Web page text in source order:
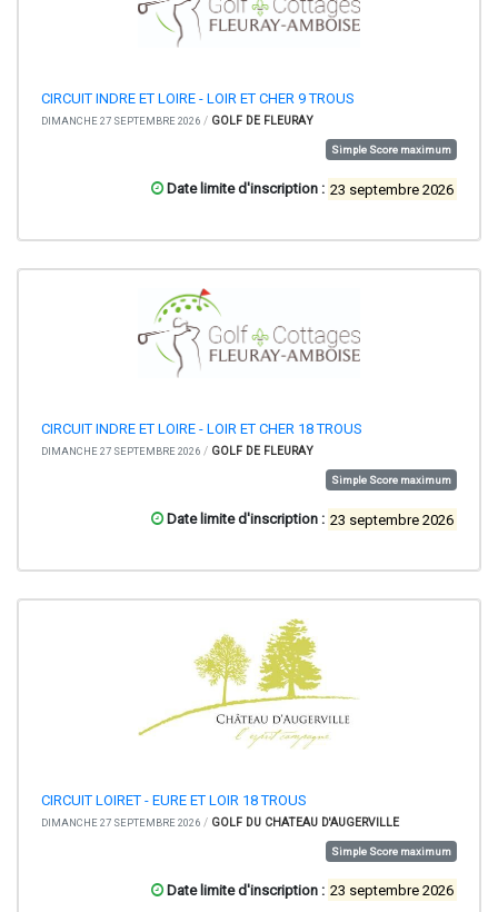
CIRCUIT INDRE ET LOIRE - LOIR ET CHER 9 TROUS
DIMANCHE 27 SEPTEMBRE 2026 / GOLF DE FLEURAY
Simple Score maximum
Date limite d'inscription : 23 septembre 2026
CIRCUIT INDRE ET LOIRE - LOIR ET CHER 18 TROUS
DIMANCHE 27 SEPTEMBRE 2026 / GOLF DE FLEURAY
Simple Score maximum
Date limite d'inscription : 23 septembre 2026
CIRCUIT LOIRET - EURE ET LOIR 18 TROUS
DIMANCHE 27 SEPTEMBRE 2026 / GOLF DU CHATEAU D'AUGERVILLE
Simple Score maximum
Date limite d'inscription : 23 septembre 2026